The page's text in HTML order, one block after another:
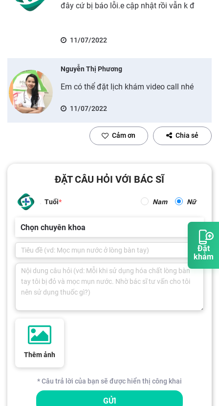
Đặt
khám
đây cứ bị báo lỗi.e cập nhật rồi vẫn k đ
11/07/2022
Nguyễn Thị Phương
Em có thể đặt lịch khám video call nhé
11/07/2022
Cảm ơn Chia sẻ
ĐẶT CÂU HỎI VỚI BÁC SĨ
Tuổi Nam Nữ
Chọn chuyên khoa
Thêm ảnh
* Câu trả lời của bạn sẽ được hiển thị công khai
GỬI